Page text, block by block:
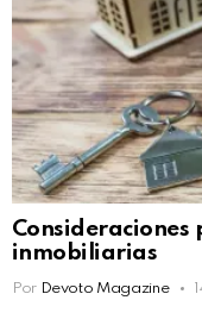
Consideraciones
inmobiliarias
Por Devoto Magazine